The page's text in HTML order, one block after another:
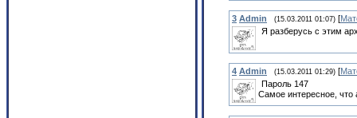
3 Admin (15.03.2011 01:07) [
Я разберусь с этим
4 Admin (15.03.2011 01:29) [
Пароль 147
Самое интересное, что